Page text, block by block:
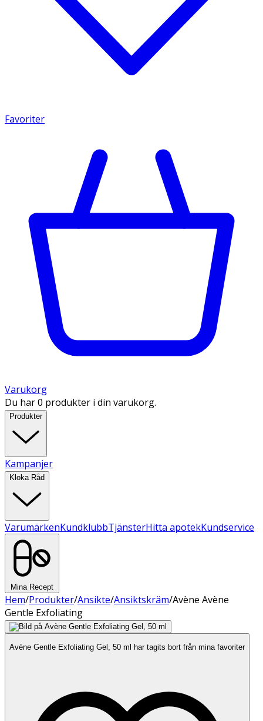
Favoriter
Varukorg
Du har 0 produkter i din varukorg.
Produkter
Kampanjer
Kloka Råd
VarumärkenKundklubbTjänsterHitta apotekKundservice
Mina Recept
Hem/Produkter/Ansikte/Ansiktskräm/Avène Avène
Gentle Exfoliating
Avène Gentle Exfoliating Gel, 50 ml har tagits bort från mina favoriter